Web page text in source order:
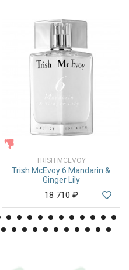
TRISH MCEVOY
Trish McEvoy 6 Mandarin &
Ginger Lily
18 710 ₽